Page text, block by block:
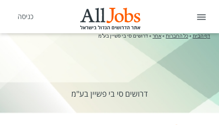
כניסה
דף הבית »כל החברות »אחר »דרושים סי בי פשיין בע"מ
דרושים סי בי פשיין בע"מ